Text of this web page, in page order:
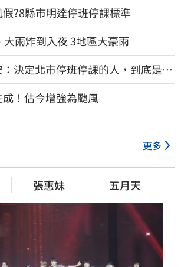
?8縣市明達停班停課標準
雨炸到入夜 3地區大豪雨
決定北市停班停課的人，到底是台
署？
！估今增強為颱風
更多
張惠妹 五月天